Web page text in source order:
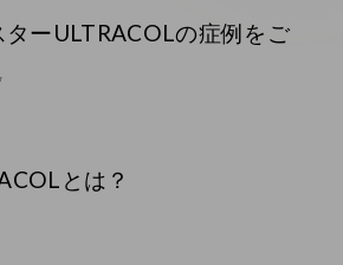
ーULTRACOLの症例をご
とは？